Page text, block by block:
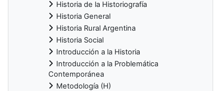
Historia de la Historiografía
Historia General
Historia Rural Argentina
Historia Social
Introducción a la Historia
Introducción a la Problemática
Contemporánea
Metodología (H)